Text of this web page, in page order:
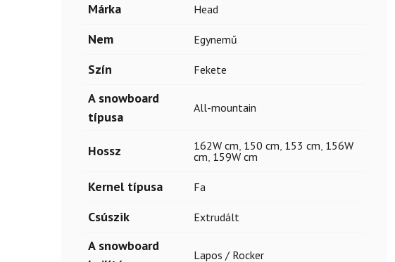
Márka Head
Nem Egynemű
Szín Fekete
A snowboard
típusa
All-mountain
Hossz 162W cm, 150 cm, 153 cm, 156W
cm, 159W cm
Kernel típusa Fa
Csúszik Extrudált
A snowboard
Lapos / Rocker